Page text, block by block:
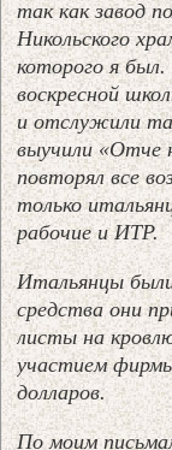
так как завод
Никольского
которого я
воскресной
и отслужили
выучили «Отче
повторял все
только
рабочие и ИТР.
Итальянцы
средства они
листы на
участием
долларов.
По моим